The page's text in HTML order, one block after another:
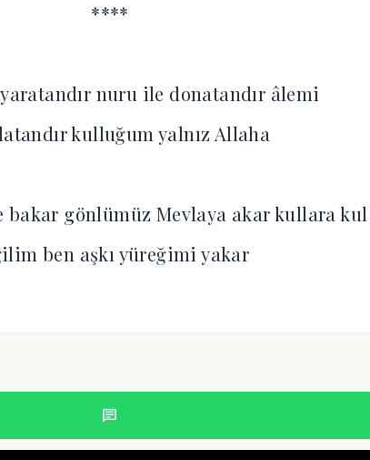
****
nuru ile donatandır âlemi
kulluğum yalnız Allaha
bakar gönlümüz Mevlaya akar kullara kul
ben aşkı yüreğimi yakar
chat